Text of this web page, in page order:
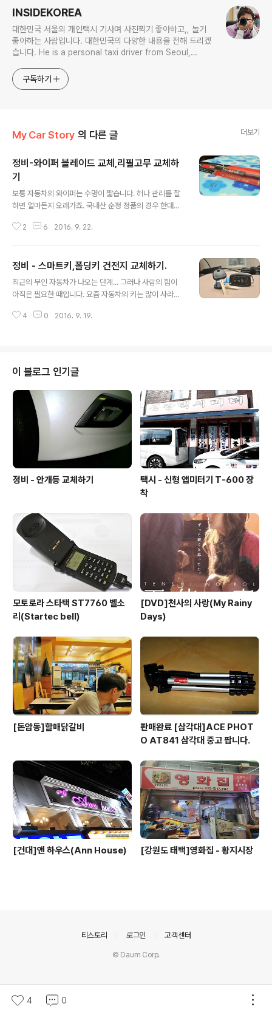
INSIDEKOREA
대한민국 서울의 개인택시 기사며 사진찍기 좋아하고,, 놀기
좋아하는 사람입니다. 대한민국의 다양한 내용을 전해 드리겠
습니다. He is a personal taxi driver from Seoul,
play. I will give you various contents of Korea.
구독하기
My Car Story 의 다른 글 더보기
정비-와이퍼 블레이드 교체,리필고무 교체하
기
보통 자동차의 와이퍼는 수명이 짧습니다. 허나 관리를 잘
하면 얼마든지 오래가죠. 국내산 순정 정품의 경우 한대분
가격이 후덜덜하죠. 그러나 리필고무를 교체하면 3/1가격
고무를 구입해서 교체하시면 저렴한 가격에 처음 새차처럼
와이퍼를 만들 수 있습니다. 외형엔 현대.기아용 순정품 교
체용으로 제작된다고 적혀 있네요. 물론 저가 중국산은 1천
이 마감이 되어 있습니다. 이곳이 시작과 끝 부분임을 알아
2 6 2016. 9. 22.
정비 - 스마트키,폴딩키 건전지 교체하기.
최근의 무인 자동차가 나오는 단계... 그러나 사람의 힘이
아직은 필요한 때입니다. 요즘 자동차의 키는 많이 사라지
아직까지는 폴딩키와 일반키를 같이 줍니다. 버튼식 시동
다. 이에 건전지 교체를 알아보겠습니다. 일반적인 폴딩키
입니다. 이곳에 숨겨진 공간이 있지요.. 뭐 뒷면을 보시면
회사 마크와 키관련 표기가 나와있습니다. 이 중간에 나뉘
어진 부분이 보입니다. 이부분이 건전지가 숨겨진 곳입니
다. 우선 폴딩키 버튼을 누르시고 키를 열어 둡니다. 그러면
사진과 같이 조각난 것 처럼 틈..
4 0 2016. 9. 19.
이 블로그 인기글
정비 - 안개등 교체하기
택시 - 신형 앱미터기 T-600 장
착
모토로라 스타택 ST7760 벨소
리(Startec bell)
[DVD]천사의 사랑(My Rainy
Days)
[돈암동]할매닭갈비
판매완료 [삼각대]ACE PHOT
O AT841 삼각대 중고 팝니다.
[건대]앤 하우스(Ann House) [강원도 태백]영화집 - 황지시장
4 0
티스토리 로그인 고객센터
© Daum Corp.